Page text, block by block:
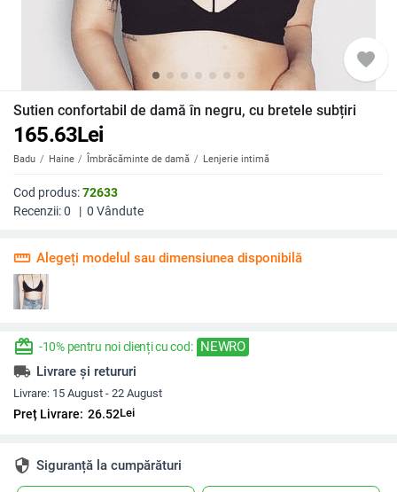
favorite
Sutien confortabil de damă în negru, cu bretele subțiri
165.63Lei
Badu Haine Îmbrăcăminte de damă Lenjerie intimă
Cod produs:72633
Recenzii:0 | 0 Vândute
straighten Alegeți modelul sau dimensiunea disponibilă
redeem -10% pentru noi clienți cu cod: NEWRO
local_shipping Livrare și retururi
Livrare: 15 August - 22 August
Preț Livrare: 26.52Lei
security Siguranță la cumpărături